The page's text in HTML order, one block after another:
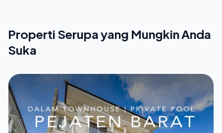
Properti Serupa yang Mungkin Anda
Suka